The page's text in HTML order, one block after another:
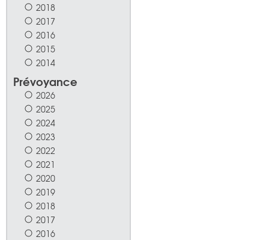
2018
2017
2016
2015
2014
Prévoyance
2026
2025
2024
2023
2022
2021
2020
2019
2018
2017
2016